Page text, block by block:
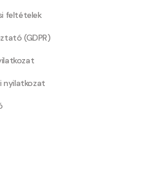
feltételek
(GDPR)
nyilatkozat